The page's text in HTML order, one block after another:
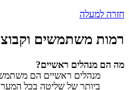
חזרה למעלה
רמות משתמשים
מה הם מנהלים ראשיים?
מנהלים ראשיים הם
ביותר של שליטה בכל